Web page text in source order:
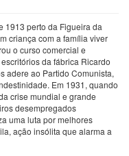
1913 perto da Figueira da
criança com a família viver
o curso comercial e
da fábrica Ricardo
adere ao Partido Comunista,
Em 1931, quando
crise mundial e grande
desempregados
uma luta por melhores
ação insólita que alarma a